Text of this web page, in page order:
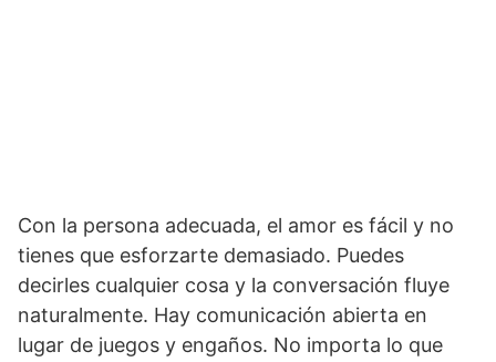
Con la persona adecuada, el amor es fácil y no
tienes que esforzarte demasiado. Puedes
decirles cualquier cosa y la conversación fluye
naturalmente. Hay comunicación abierta en
lugar de juegos y engaños. No importa lo que